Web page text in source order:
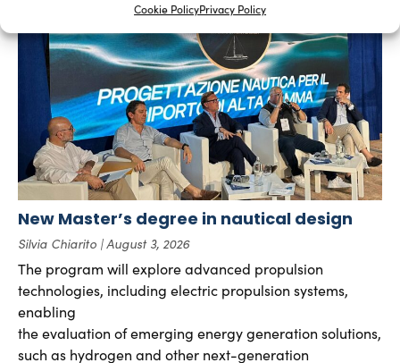
Cookie PolicyPrivacy Policy
New Master’s degree in nautical design
Silvia Chiarito August 3, 2026
The program will explore advanced propulsion
technologies, including electric propulsion systems,
enabling
the evaluation of emerging energy generation solutions,
such as hydrogen and other next-generation